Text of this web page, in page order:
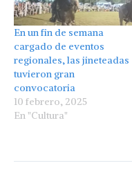
En un fin de semana
cargado de eventos
regionales, las jineteadas
tuvieron gran
convocatoria
10 febrero, 2025
En "Cultura"